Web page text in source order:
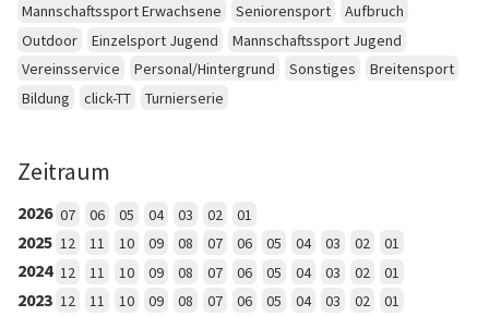
Mannschaftssport Erwachsene
Seniorensport
Aufbruch
Outdoor
Einzelsport Jugend
Mannschaftssport Jugend
Vereinsservice
Personal/Hintergrund Sonstiges
Breitensport
Bildung
click-TT Turnierserie
Zeitraum
2026 07 06 05 04 03 02 01
2025 12 11 10 09 08 07 06 05 04 03 02 01
2024 12 11 10 09 08 07 06 05 04 03 02 01
2023 12 11 10 09 08 07 06 05 04 03 02
01